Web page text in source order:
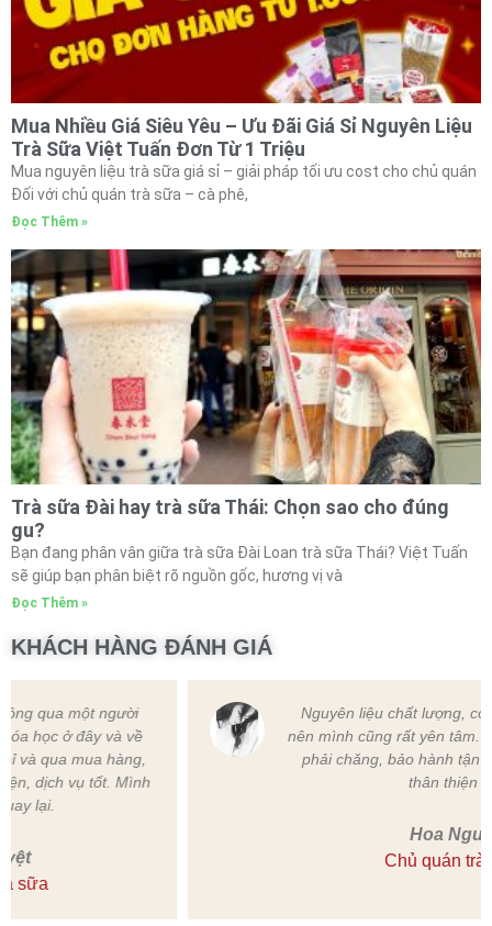
Mua Nhiều Giá Siêu Yêu – Ưu Đãi Giá Sỉ Nguyên Liệu
Trà Sữa Việt Tuấn Đơn Từ 1 Triệu
Mua nguyên liệu trà sữa giá sỉ – giải pháp tối ưu cost cho chủ quán
Đối với chủ quán trà sữa – cà phê,
Đọc Thêm »
Trà sữa Đài hay trà sữa Thái: Chọn sao cho đúng
gu?
Bạn đang phân vân giữa trà sữa Đài Loan trà sữa Thái? Việt Tuấn
sẽ giúp bạn phân biệt rõ nguồn gốc, hương vị và
Đọc Thêm »
KHÁCH HÀNG ĐÁNH GIÁ
Nguyên liệu chất lượng, có chính sách rõ ràng
nên mình cũng rất yên tâm. Ngoài ra thì giá thành
phải chăng, bảo hành tận tình,nhân viên cũng